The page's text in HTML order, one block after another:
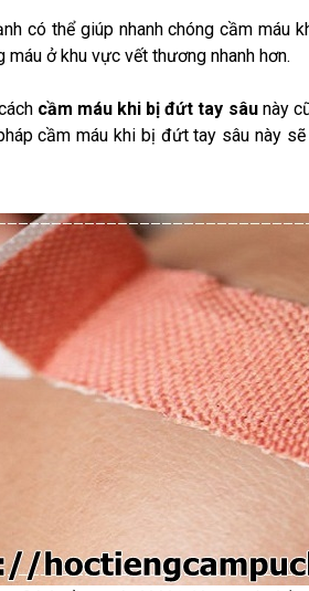
có thể giúp nhanh chóng cầm máu
ở khu vực vết thương nhanh hơn.
cầm máu khi bị đứt tay sâunày
cầm máu khi bị đứt tay sâu này